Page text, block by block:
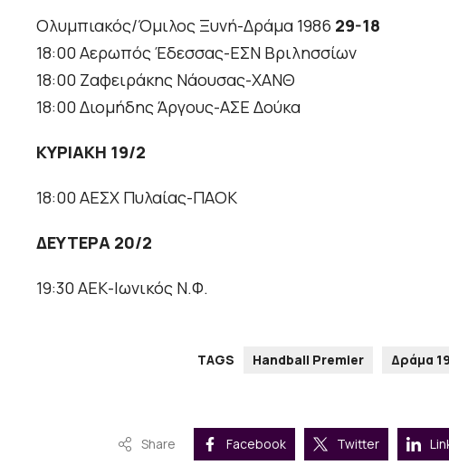
Ολυμπιακός/Όμιλος Ξυνή-Δράμα 1986 29-18
18:00 Αερωπός Έδεσσας-ΕΣΝ Βριλησσίων
18:00 Ζαφειράκης Νάουσας-ΧΑΝΘ
18:00 Διομήδης Άργους-ΑΣΕ Δούκα
ΚΥΡΙΑΚΗ 19/2
18:00 ΑΕΣΧ Πυλαίας-ΠΑΟΚ
ΔΕΥΤΕΡΑ 20/2
19:30 ΑΕΚ-Ιωνικός Ν.Φ.
TAGS Handball Premier Δράμα
Share Facebook Twitter